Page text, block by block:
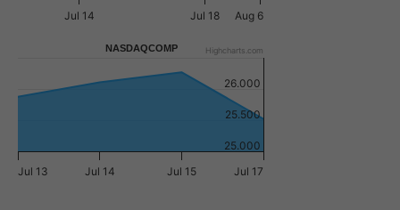
Jul 14 Jul 18 Aug 6
NASDAQCOMP
Jul 13 Jul 14 Jul 15 Jul 17
25.000
25.500
26.000
Highcharts.com